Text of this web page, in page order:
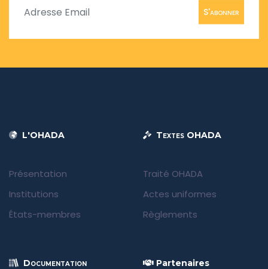
S'abonner
L'OHADA
Présentation
Institutions
États-membres
Textes OHADA
Traité OHADA
Actes uniformes
Règlements
Documentation Partenaires